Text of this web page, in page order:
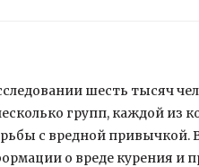
шесть тысяч
групп, каждой из
с вредной привычкой.
о вреде курения и